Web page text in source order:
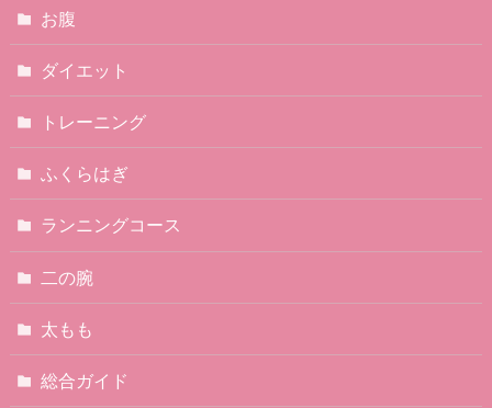
お腹
ダイエット
トレーニング
ふくらはぎ
ランニングコース
二の腕
太もも
総合ガイド